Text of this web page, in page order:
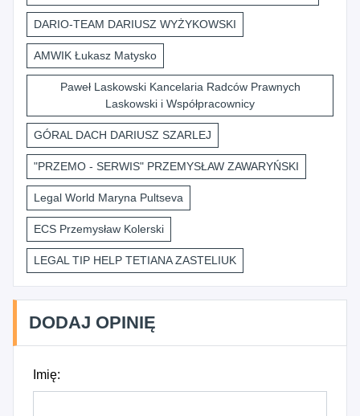
DARIO-TEAM DARIUSZ WYŻYKOWSKI
AMWIK Łukasz Matysko
Paweł Laskowski Kancelaria Radców Prawnych
Laskowski i Współpracownicy
GÓRAL DACH DARIUSZ SZARLEJ
"PRZEMO - SERWIS" PRZEMYSŁAW ZAWARYŃSKI
Legal World Maryna Pultseva
ECS Przemysław Kolerski
LEGAL TIP HELP TETIANA ZASTELIUK
DODAJ OPINIĘ
Imię: